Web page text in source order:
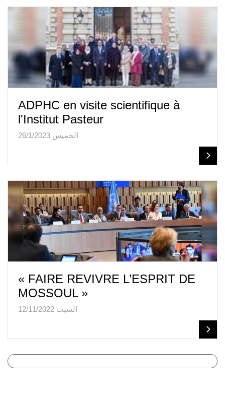
ADPHC en visite scientifique à
l'Institut Pasteur
الخميس 26/1/2023
« FAIRE REVIVRE L’ESPRIT DE
MOSSOUL »
السبت 12/11/2022